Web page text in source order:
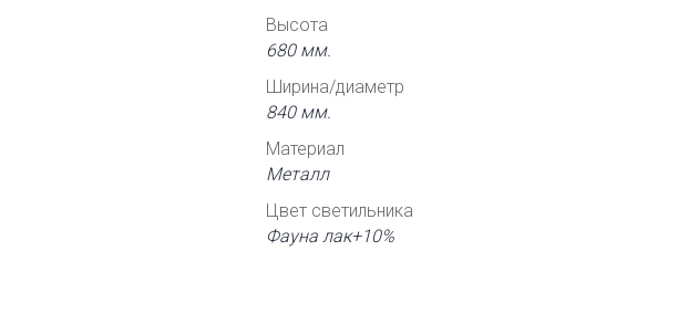
Высота
680 мм.
Ширина/диаметр
840 мм.
Материал
Металл
Цвет светильника
Фауна лак+10%